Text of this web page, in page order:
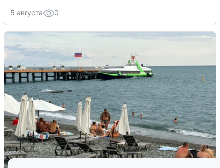
5 августа 0